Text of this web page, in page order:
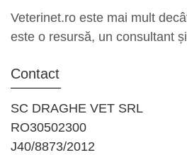
Veterinet.ro este mai mult
este o resursă, un consultant
Contact
SC DRAGHE VET SRL
RO30502300
J40/8873/2012